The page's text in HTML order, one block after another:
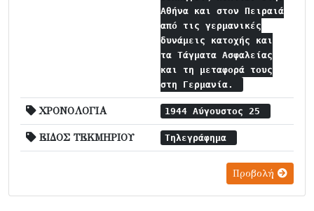
Αθήνα και στον Πειραιά
από τις γερμανικές
δυνάμεις κατοχής και
τα Τάγματα Ασφαλείας
και τη μεταφορά τους
στη Γερμανία.
ΧΡΟΝΟΛΟΓΙΑ 1944 Αύγουστος 25
ΕΙΔΟΣ ΤΕΚΜΗΡΙΟΥ Τηλεγράφημα
Προβολή